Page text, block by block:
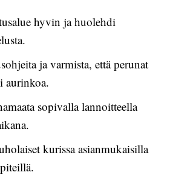
hyvin ja huolehdi
ja varmista, että perunat
aurinkoa.
sopivalla lannoitteella
kurissa asianmukaisilla